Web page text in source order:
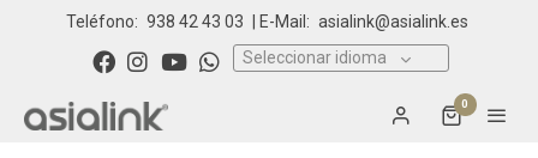
Teléfono: 938 42 43 03 | E-Mail: asialink@asialink.es
Seleccionar idioma
0